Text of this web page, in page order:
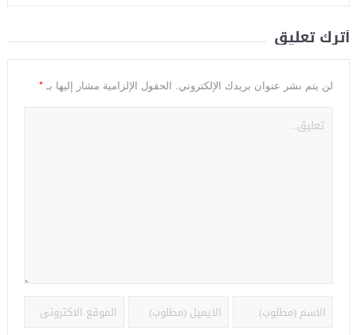
أترك تعليق
لن يتم نشر عنوان بريدك الإلكتروني. الحقول الإلزامية مشار إليها بـ *